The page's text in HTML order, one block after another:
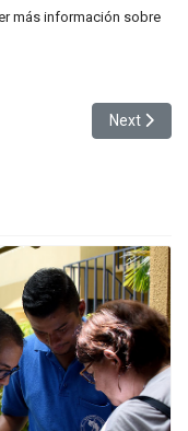
más información sobre
"La forma de lo
Next
Next